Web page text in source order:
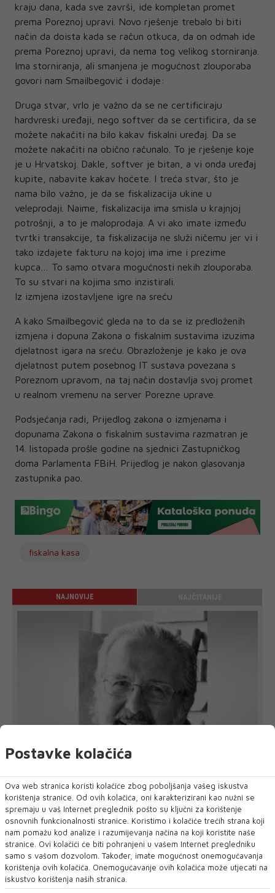
kraju dana, kada sve završi, ide kompletan promet
prema Poreznoj upravi. Novo rješenje trebalo bi biti
način da doista kada se račun otkuca, da on odmah ide
prema Poreznoj upravi, da nema tog velikog storniranja.
Ima storniranja, ali smanjena je mogućnost zlouporaba
govori nam Smailbegović i dodaje:
Druga stvar, vrlo je važno da se ne certificiraju
hardvreski uređaji, nego softver da se certificira, da se
možete nakačiti na bilo kakav fiskalni uređaj. Da se
možete nakačiti na obično računalo. To je rješenje koje
je u Hrvatskoj. Dakle, softver je bitan, a vi onda uređaj
kupite, nabavite kakav hoćete. I treća stvar, što je
nama bilo važno, je da se fiskalizacija ukine u
veleprodaji. Naime, fiskalizacija ima smisla u krajnjoj
potrošnji, a to je maloprodaja. A vi ako imate između
tvrtki transakcije, ta fiskalizacija ne služi ničemu jer vi i
tako izdajete fakturu na kojoj ima ime i prezime
kupca… To samo otvara mogućnosti nekih zlouporaba.
To su stvari na kojima smo inzistirali.
Iz izmjena izostavljene igre na sreću
A kako Smailbegović gleda na to da se iz predloženih
izmjena i dopuna Zakona o fiskalnim sustavima izuzima
djelatnost igara na sreću. Obrazloženje je kako je ova
djelatnost putem posebnog IT sustava povezana s
Poreznom upravom, na taj način dostavlja svoj promet
u realnom vremenu na server Porezne uprave.
Podsjećanja radi, Prijedlog zakona o izmjenama i
dopunama Zakona o fiskalnim sustavima razmatran je
14. listopada prošle godine na sjednici Zastupničkog
doma Parlamenta FBiH. Prijedlog je nakon glasovanja
zastupnika pao.
fiskalna kasa
NAJNOVIJE
Preminuo ugledni mostarski kardiokirurg
Sead Mulahasanović
oliklinika Arbor Vitae Dr. Sarić oprostila se od prim. dr. Seada
Mulahasanovića, ugledno...
Postavke kolačića
Ova web stranica koristi kolačiće zbog poboljšanja vašeg iskustva
korištenja stranice. Od ovih kolačića, oni karakterizirani kao nužni se
spremaju u vaš Internet preglednik pošto su ključni za korištenje
osnovnih funkcionalnosti stranice. Koristimo i kolačiće trećih strana koji
nam pomažu kod analize i razumijevanja načina na koji koristite naše
stranice. Ovi kolačići će biti pohranjeni u vašem Internet pregledniku
samo s vašom dozvolom. Također, imate mogućnost onemogućavanja
korištenja ovih kolačića. Onemogućavanje ovih kolačića može utjecati na
iskustvo korištenja naših stranica.